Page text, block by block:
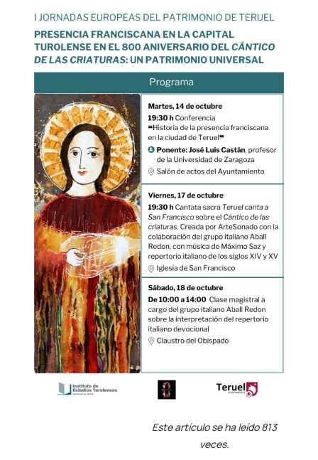
Este artículo se ha leído 813
veces.